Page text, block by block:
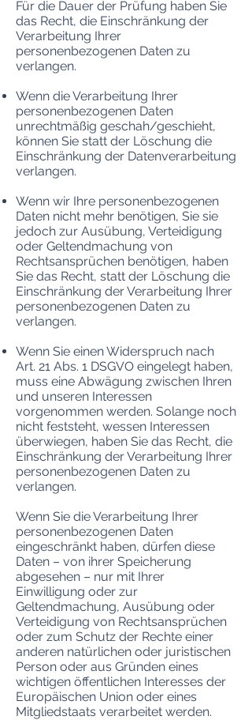
Für die Dauer der Prüfung haben Sie
das Recht, die Einschränkung der
Verarbeitung Ihrer
personenbezogenen Daten zu
verlangen.
Wenn die Verarbeitung Ihrer
personenbezogenen Daten
unrechtmäßig geschah/geschieht,
können Sie statt der Löschung die
Einschränkung der Datenverarbeitung
verlangen.
Wenn wir Ihre personenbezogenen
Daten nicht mehr benötigen, Sie sie
jedoch zur Ausübung, Verteidigung
oder Geltendmachung von
Rechtsansprüchen benötigen, haben
Sie das Recht, statt der Löschung die
Einschränkung der Verarbeitung Ihrer
personenbezogenen Daten zu
verlangen.
Wenn Sie einen Widerspruch nach
Art. 21 Abs. 1 DSGVO eingelegt haben,
muss eine Abwägung zwischen Ihren
und unseren Interessen
vorgenommen werden. Solange noch
nicht feststeht, wessen Interessen
überwiegen, haben Sie das Recht, die
Einschränkung der Verarbeitung Ihrer
personenbezogenen Daten zu
verlangen.
Wenn Sie die Verarbeitung Ihrer
personenbezogenen Daten
eingeschränkt haben, dürfen diese
Daten – von ihrer Speicherung
abgesehen – nur mit Ihrer
Einwilligung oder zur
Geltendmachung, Ausübung oder
Verteidigung von Rechtsansprüchen
oder zum Schutz der Rechte einer
anderen natürlichen oder juristischen
Person oder aus Gründen eines
wichtigen öffentlichen Interesses der
Europäischen Union oder eines
Mitgliedstaats verarbeitet werden.